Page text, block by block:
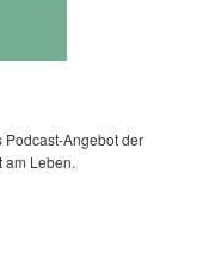
Podcast-Angebot der
am Leben.